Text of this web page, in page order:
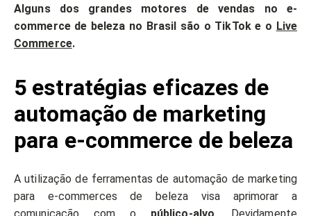
Alguns dos grandes motores de vendas no e-
commerce de beleza no Brasil são o TikTok e o Live
Commerce.
5 estratégias eficazes de
automação de marketing
para e-commerce de beleza
A utilização de ferramentas de automação de marketing
para e-commerces de beleza visa aprimorar a